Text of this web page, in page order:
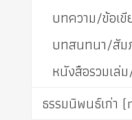
บทความ/ข้อเ
บทสนทนา/สั
หนังสือรวมเล่
ธรรมนิพนธ์เก่า